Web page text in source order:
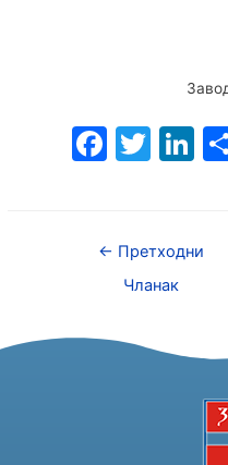
F
e
b
o
T
er
Li
e
← Претходни
Чланак